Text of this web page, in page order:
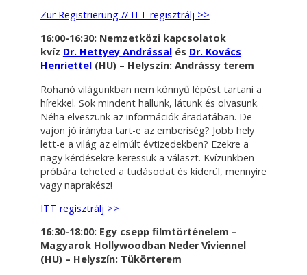
Zur Registrierung // ITT regisztrálj >>
16:00-16:30: Nemzetközi kapcsolatok
kvíz Dr. Hettyey Andrássalés Dr. Kovács
Henriettel(HU) – Helyszín: Andrássy terem
Rohanó világunkban nem könnyű lépést tartani a
hírekkel. Sok mindent hallunk, látunk és olvasunk.
Néha elveszünk az információk áradatában. De
vajon jó irányba tart-e az emberiség? Jobb hely
lett-e a világ az elmúlt évtizedekben? Ezekre a
nagy kérdésekre keressük a választ. Kvízünkben
próbára teheted a tudásodat és kiderül, mennyire
vagy naprakész!
ITT regisztrálj >>
16:30-18:00: Egy csepp filmtörténelem –
Magyarok Hollywoodban Neder Viviennel
(HU) – Helyszín: Tükörterem